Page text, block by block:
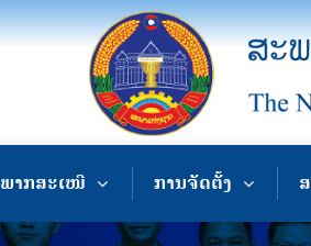
ພາກສະເໜີ ການຈັດຕັ້ງ